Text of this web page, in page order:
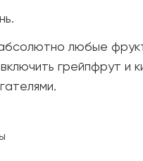
любые
грейпфрут и